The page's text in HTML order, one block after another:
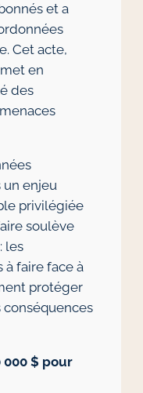
et a
Cet acte,
en
des
enjeu
privilégiée
soulève
les
faire face à
protéger
conséquences
000 $ pour